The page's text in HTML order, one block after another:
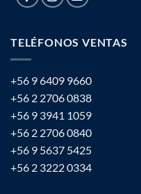
TELÉFONOS VENTAS
+56 9 6409 9660
+56 2 2706 0838
+56 9 3941 1059
+56 2 2706 0840
+56 9 5637 5425
+56 2 3222 0334